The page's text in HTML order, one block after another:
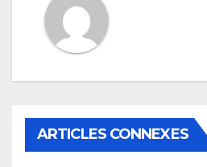
ARTICLES CONNEXES